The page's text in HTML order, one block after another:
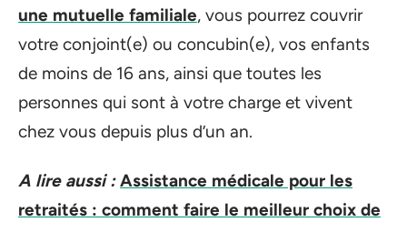
une mutuelle familiale, vous pourrez couvrir
votre conjoint(e) ou concubin(e), vos enfants
de moins de 16 ans, ainsi que toutes les
personnes qui sont à votre charge et vivent
chez vous depuis plus d’un an.
A lire aussi : Assistance médicale pour les
retraités : comment faire le meilleur choix de